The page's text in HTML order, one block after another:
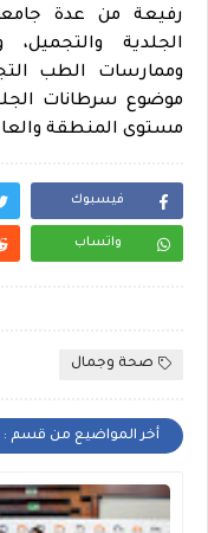
رفيعة من عدة
الجلدية
وممارسات الطب
موضوع سرطانات
مستوى المنطقة
فيسبوك
واتساب
صحة وجمال
أخر المواضيع من قسم